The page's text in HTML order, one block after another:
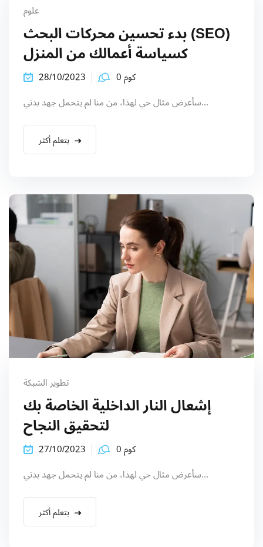
علوم
بدء تحسين محركات البحث (SEO)
كسياسة أعمالك من المنزل
28/10/2023
كوم 0
سأعرض مثال حي لهذا، من منا لم يتحمل جهد بدني...
يتعلم أكثر
تطوير الشبكة
إشعال النار الداخلية الخاصة بك
لتحقيق النجاح
27/10/2023
كوم 0
سأعرض مثال حي لهذا، من منا لم يتحمل جهد بدني...
يتعلم أكثر